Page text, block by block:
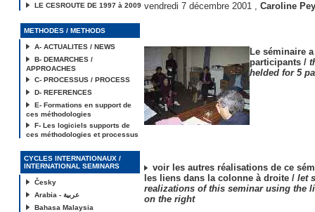
LE CESROUTE DE 1997 à 2009
METHODES / METHODS
A- ACTUALITES / NEWS
B- DEMARCHES /
APPROACHES
C- PROCESSUS / PROCESS
D- REFERENCES
E- Formations en support de
ces méthodologies
F- Les logiciels supports de
ces méthodologies et processus
CYCLES INTERNATIONAUX /
INTERNATIONAL SEMINARS
Česky
Arabia - عربية
Bahasa Malaysia
vendredi 7 décembre 2001 , Caroline
Le séminaire
participants /
helded for 5
voir les autres réalisations de ce
les liens dans la colonne à droite / let
realizations of this seminar using the
on the right